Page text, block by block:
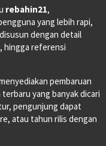
rebahin21,
yang lebih rapi,
dengan detail
hingga referensi
pembaruan
yang banyak dicari
pengunjung dapat
atau tahun rilis dengan